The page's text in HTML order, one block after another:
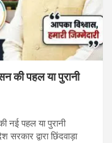
की पहल या पुरानी
नई पहल या पुरानी
द्वारा छिंदवाड़ा